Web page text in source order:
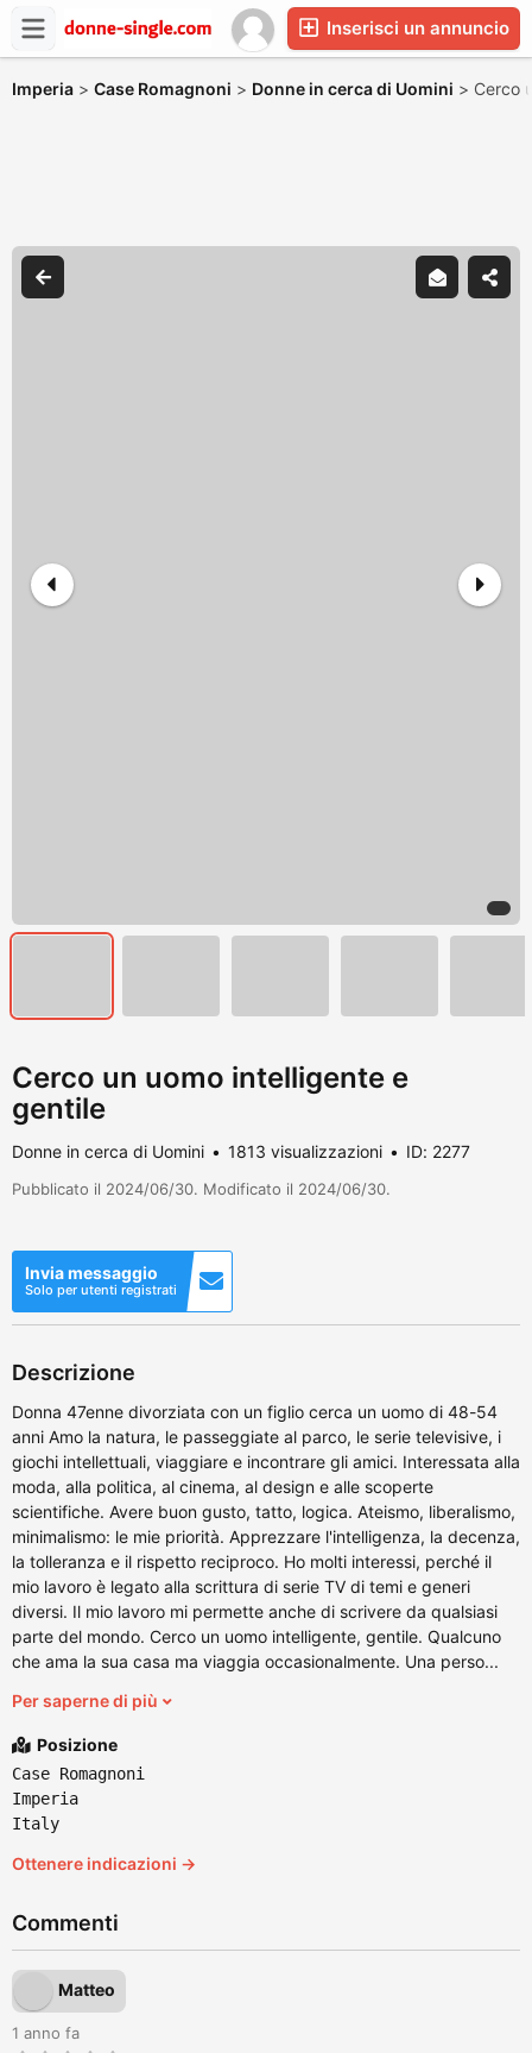
Inserisci un annuncio
Imperia > Case Romagnoni > Donne in cerca di Uomini > Cerco
Cerco un uomo intelligente e
gentile
Donne in cerca di Uomini 1813 visualizzazioni ID: 2277
Pubblicato il 2024/06/30. Modificato il 2024/06/30.
Invia messaggio
Solo per utenti registrati
Descrizione
Donna 47enne divorziata con un figlio cerca un uomo di 48-54
anni Amo la natura, le passeggiate al parco, le serie televisive, i
giochi intellettuali, viaggiare e incontrare gli amici. Interessata alla
moda, alla politica, al cinema, al design e alle scoperte
scientifiche. Avere buon gusto, tatto, logica. Ateismo, liberalismo,
minimalismo: le mie priorità. Apprezzare l'intelligenza, la decenza,
la tolleranza e il rispetto reciproco. Ho molti interessi, perché il
mio lavoro è legato alla scrittura di serie TV di temi e generi
diversi. Il mio lavoro mi permette anche di scrivere da qualsiasi
parte del mondo. Cerco un uomo intelligente, gentile. Qualcuno
che ama la sua casa ma viaggia occasionalmente. Una perso...
Per saperne di più
Posizione
Case Romagnoni
Imperia
Italy
Ottenere indicazioni →
Commenti
Matteo
1 anno fa